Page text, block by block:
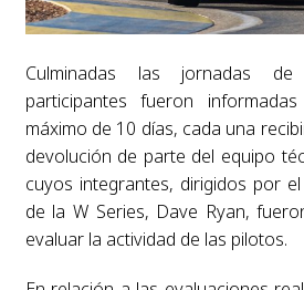
Culminadas las jornadas
participantes fueron
máximo de 10 días, cada una
devolución de parte del equipo
cuyos integrantes, dirigidos por
de la W Series, Dave Ryan,
evaluar la actividad de las pilotos.